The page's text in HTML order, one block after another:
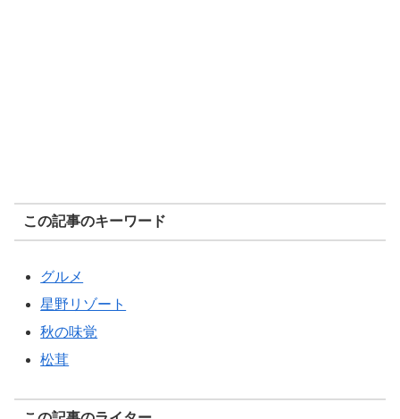
この記事のキーワード
グルメ
星野リゾート
秋の味覚
松茸